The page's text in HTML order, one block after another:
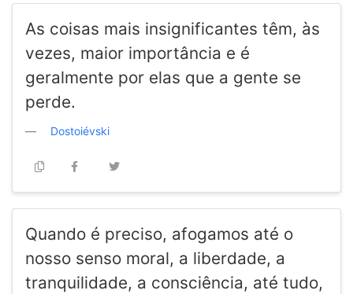
As coisas mais insignificantes têm, às
vezes, maior importância e é
geralmente por elas que a gente se
perde.
Dostoiévski
Quando é preciso, afogamos até o
nosso senso moral, a liberdade, a
tranquilidade, a consciência, até tudo,